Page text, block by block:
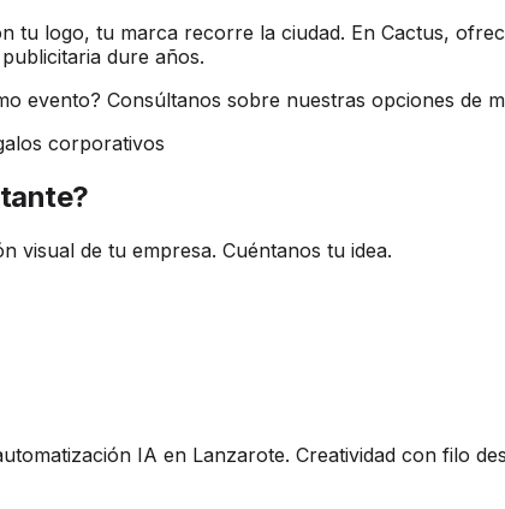
tu logo, tu marca recorre la ciudad. En Cactus,
dure años.
evento? Consúltanos sobre nuestras opciones de
corporativos
visual de tu empresa. Cuéntanos tu idea.
IA en Lanzarote. Creatividad con filo